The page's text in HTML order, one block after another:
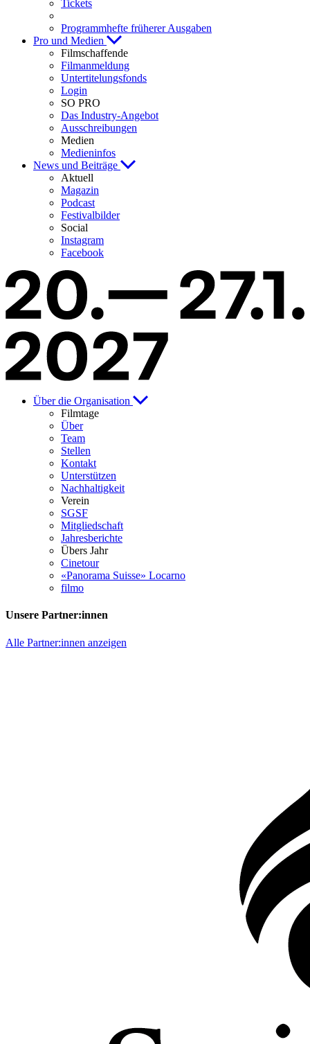
Tickets
Programmhefte früherer Ausgaben
Pro und Medien
Filmschaffende
Filmanmeldung
Untertitelungsfonds
Login
SO PRO
Das Industry-Angebot
Ausschreibungen
Medien
Medieninfos
News und Beiträge
Aktuell
Magazin
Podcast
Festivalbilder
Social
Instagram
Facebook
Über die Organisation
Filmtage
Über
Team
Stellen
Kontakt
Unterstützen
Nachhaltigkeit
Verein
SGSF
Mitgliedschaft
Jahresberichte
Übers Jahr
Cinetour
«Panorama Suisse» Locarno
filmo
Unsere Partner:innen
Alle Partner:innen anzeigen